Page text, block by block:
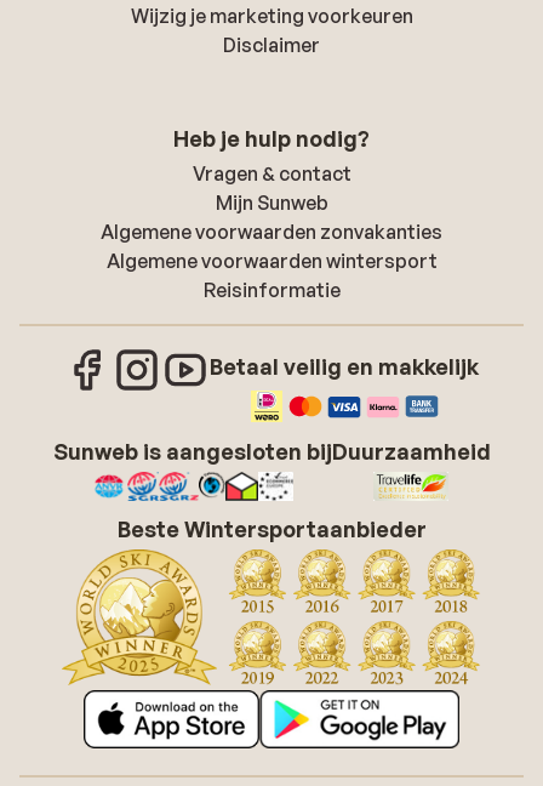
Wijzig je marketing voorkeuren
Disclaimer
Heb je hulp nodig?
Vragen & contact
Mijn Sunweb
Algemene voorwaarden zonvakanties
Algemene voorwaarden wintersport
Reisinformatie
Betaal veilig en makkelijk
Sunweb is aangesloten bijDuurzaamheid
Beste Wintersportaanbieder